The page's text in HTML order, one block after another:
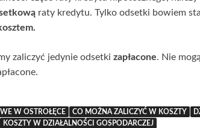
raty kredytu. Tylko odsetki bowiem
zaliczyć jedynie odsetki zapłacone. Nie
W OSTROŁĘCE CO MOŻNA ZALICZYĆ W KOSZTY
KOSZTY W DZIAŁALNOŚCI GOSPODARCZEJ